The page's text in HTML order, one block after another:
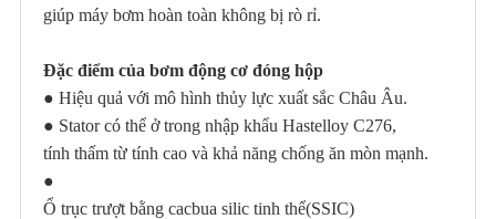
giúp máy bơm hoàn toàn không bị rò rỉ.
Đặc điểm của bơm động cơ đóng hộp
● Hiệu quả với mô hình thủy lực xuất sắc Châu Âu.
● Stator có thể ở trong nhập khẩu Hastelloy C276,
tính thấm từ tính cao và khả năng chống ăn mòn mạnh.
●
Ổ trục trượt bằng cacbua silic tinh thể(SSIC)